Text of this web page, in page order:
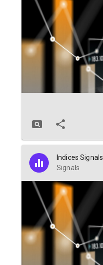
Indices Signals
Signals